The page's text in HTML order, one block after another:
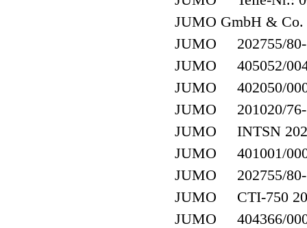
JUMO GmbH & Co.
JUMO 202755/80-
JUMO 405052/
JUMO 402050/
JUMO 201020/76-
JUMO INTSN
JUMO 401001/
JUMO 202755/80-
JUMO CTI-750
JUMO 404366/